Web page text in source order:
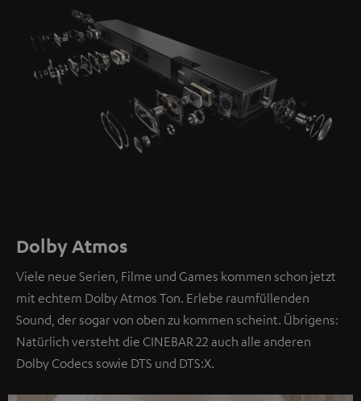
Dolby Atmos
Viele neue Serien, Filme und Games kommen schon jetzt
mit echtem Dolby Atmos Ton. Erlebe raumfüllenden
Sound, der sogar von oben zu kommen scheint. Übrigens:
Natürlich versteht die CINEBAR 22 auch alle anderen
Dolby Codecs sowie DTS und DTS:X.